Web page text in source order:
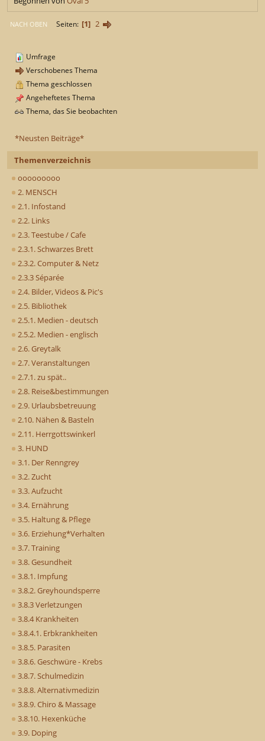
*Neusten Beiträge*
Themenverzeichnis
ooooooooo
2. MENSCH
2.1. Infostand
2.2. Links
2.3. Teestube / Cafe
2.3.1. Schwarzes Brett
2.3.2. Computer & Netz
2.3.3 Séparée
2.4. Bilder, Videos & Pic's
2.5. Bibliothek
2.5.1. Medien - deutsch
2.5.2. Medien - englisch
2.6. Greytalk
2.7. Veranstaltungen
2.7.1. zu spät..
2.8. Reise&bestimmungen
2.9. Urlaubsbetreuung
2.10. Nähen & Basteln
2.11. Herrgottswinkerl
3. HUND
3.1. Der Renngrey
3.2. Zucht
3.3. Aufzucht
3.4. Ernährung
3.5. Haltung & Pflege
3.6. Erziehung*Verhalten
3.7. Training
3.8. Gesundheit
3.8.1. Impfung
3.8.2. Greyhoundsperre
3.8.3 Verletzungen
3.8.4 Krankheiten
3.8.4.1. Erbkrankheiten
3.8.5. Parasiten
3.8.6. Geschwüre - Krebs
3.8.7. Schulmedizin
3.8.8. Alternativmedizin
3.8.9. Chiro & Massage
3.8.10. Hexenküche
3.9. Doping
NACH OBEN Seiten 1 2
Umfrage
Verschobenes Thema
Thema geschlossen
Angeheftetes Thema
Thema, das Sie beobachten